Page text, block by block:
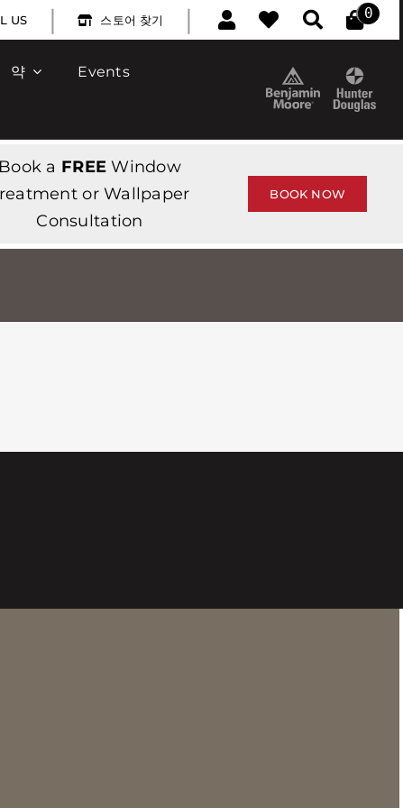
US | 스토어 찾기 | 0
약 Events
Book a FREE Window
or Wallpaper
Consultation
BOOK NOW